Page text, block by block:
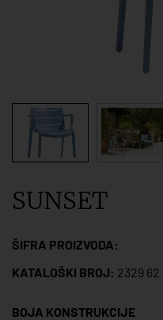
SUNSET
ŠIFRA PROIZVODA:
KATALOŠKI BROJ: 2329 62
BOJA KONSTRUKCIJE